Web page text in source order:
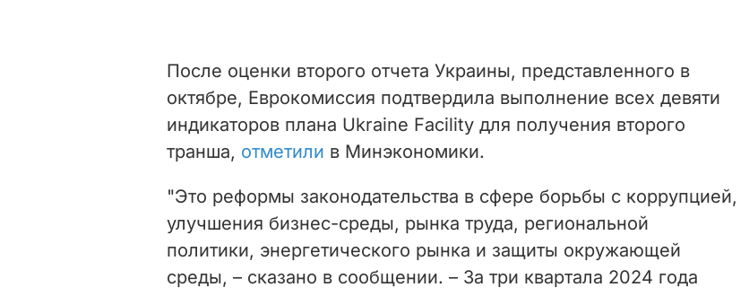
После оценки второго отчета Украины, представленного в
октябре, Еврокомиссия подтвердила выполнение всех девяти
индикаторов плана Ukraine Facility для получения второго
транша, отметили в Минэкономики.
"Это реформы законодательства в сфере борьбы с коррупцией,
улучшения бизнес-среды, рынка труда, региональной
политики, энергетического рынка и защиты окружающей
среды, – сказано в сообщении. – За три квартала 2024 года